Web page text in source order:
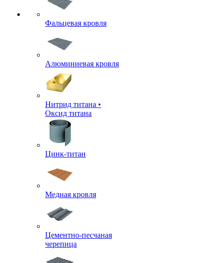
Фальцевая кровля
Алюминиевая кровля
Нитрид титана •
Оксид титана
Цинк-титан
Медная кровля
Цементно-песчаная
черепица